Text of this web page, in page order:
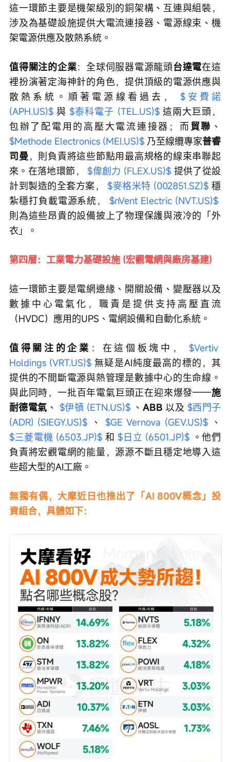
這一環節主要是機架級別的銅架構、互連與組裝，
涉及為基礎設施提供大電流連接器、電源線束、機
架電源供應及散熱系統。
值得關注的企業：全球伺服器電源龍頭台達電在這
裡扮演著定海神針的角色，提供頂級的電源供應與
散熱系統。順著電源線看過去， $安費諾
(APH.US)$ 與 $泰科電子 (TEL.US)$ 這兩大巨頭，
包辦了配電用的高壓大電流連接器；而 貿聯 、
$Methode Electronics (MEI.US)$ 乃至線纜專家普睿
司曼 ，則負責將這些節點用最高規格的線束串聯起
來。在落地環節， $偉創力 (FLEX.US)$ 提供了從設
計到製造的全套方案， $麥格米特 (002851.SZ)$ 穩
紮穩打負載電源系統， $nVent Electric (NVT.US)$
則為這些昂貴的設備披上了物理保護與液冷的「外
衣」。
第四層：工業電力基礎設施 (宏觀電網與廠房基建)
這一環節主要是電網邊緣、開關設備、變壓器以及
數據中心電氣化，職責是提供支持高壓直流
（HVDC）應用的UPS、電網設備和自動化系統。
值得關注的企業 ：在這個板塊中， $Vertiv
Holdings (VRT.US)$ 無疑是AI純度最高的標的，其
提供的不間斷電源與熱管理是數據中心的生命線。
與此同時，一批百年電氣巨頭正在迎來爆發——施
耐德電氣 、 $伊頓 (ETN.US)$ 、 ABB 以及 $西門子
(ADR) (SIEGY.US)$ 、 $GE Vernova (GEV.US)$ 、
$三菱電機 (6503.JP)$ 和 $日立 (6501.JP)$ 。他們
負責將宏觀電網的能量，源源不斷且穩定地導入這
些超大型的AI工廠。
無獨有偶，大摩近日也推出了「AI 800V概念」投
資組合，具體如下：